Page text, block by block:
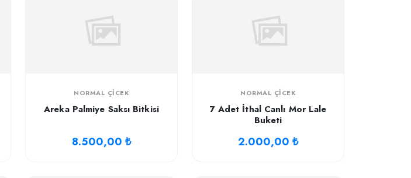
NORMAL ÇICEK
Areka Palmiye Saksı Bitkisi
8.500,00 ₺
NORMAL ÇICEK
7 Adet İthal Canlı Mor Lale
Buketi
2.000,00 ₺